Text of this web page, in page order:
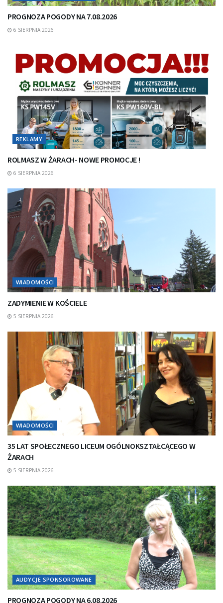
PROGNOZA POGODY NA 7.08.2026
6 SIERPNIA 2026
REKLAMY
ROLMASZ W ŻARACH- NOWE PROMOCJE !
6 SIERPNIA 2026
WIADOMOŚCI
ZADYMIENIE W KOŚCIELE
5 SIERPNIA 2026
WIADOMOŚCI
35 LAT SPOŁECZNEGO LICEUM OGÓLNOKSZTAŁCĄCEGO W
ŻARACH
5 SIERPNIA 2026
AUDYCJE SPONSOROWANE
PROGNOZA POGODY NA 6.08.2026